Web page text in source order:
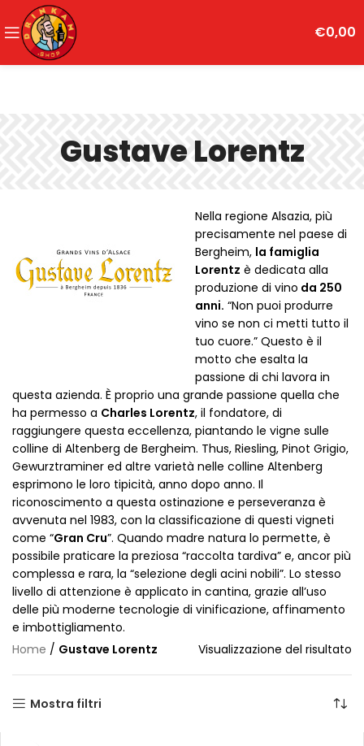
€0,00
Gustave Lorentz
Nella regione Alsazia, più
precisamente nel paese di
Bergheim, la famiglia
Lorentz è dedicata alla
produzione di vino da 250
anni. “Non puoi produrre
vino se non ci metti tutto il
tuo cuore.” Questo è il
motto che esalta la
passione di chi lavora in
questa azienda. È proprio una grande passione quella che
ha permesso a Charles Lorentz, il fondatore, di
raggiungere questa eccellenza, piantando le vigne sulle
colline di Altenberg de Bergheim. Thus, Riesling, Pinot Grigio,
Gewurztraminer ed altre varietà nelle colline Altenberg
esprimono le loro tipicità, anno dopo anno. Il
riconoscimento a questa ostinazione e perseveranza è
avvenuta nel 1983, con la classificazione di questi vigneti
come “Gran Cru”. Quando madre natura lo permette, è
possibile praticare la preziosa “raccolta tardiva” e, ancor più
complessa e rara, la “selezione degli acini nobili”. Lo stesso
livello di attenzione è applicato in cantina, grazie all’uso
delle più moderne tecnologie di vinificazione, affinamento
e imbottigliamento.
Home / Gustave Lorentz Visualizzazione del risultato
Mostra filtri